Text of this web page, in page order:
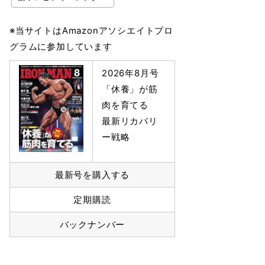
※当サイトはAmazonアソシエイトプロ
グラムに参加しています
2026年8月号
「休養」が筋
肉を育てる
最新リカバリ
ー戦略
最新号を購入する
定期購読
バックナンバー